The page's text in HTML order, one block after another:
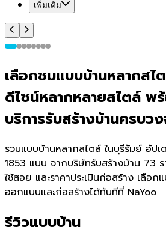
เพิ่มเติม
เลือกชมแบบบ้านหลากสไ
ดีไซน์หลากหลายสไตล์ พ
บริการรับสร้างบ้านครบว
รวมแบบบ้านหลากสไตล์ ในบุรีรัมย์ อัป
1853 แบบ จากบริษัทรับสร้างบ้าน 73
ใช้สอย และราคาประเมินก่อสร้าง เลือ
ออกแบบและก่อสร้างได้ทันทีที่ NaYoo
รีวิวแบบบ้าน